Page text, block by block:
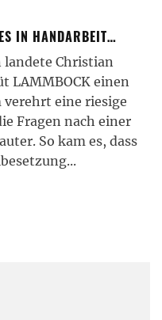
IN HANDARBEIT…
landete Christian
LAMMBOCK einen
eine riesige
Fragen nach einer
So kam es, dass
...